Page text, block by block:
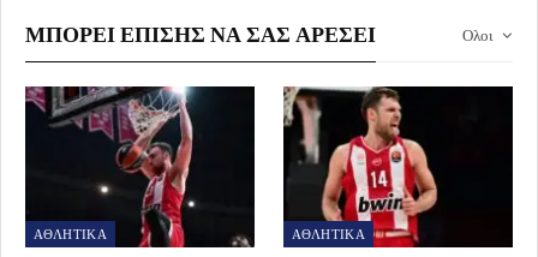
Ολοι
ΜΠΟΡΕΊ ΕΠΊΣΗΣ ΝΑ ΣΑΣ ΑΡΈΣΕΙ
ΑΘΛΗΤΙΚΑ ΑΘΛΗΤΙΚΑ